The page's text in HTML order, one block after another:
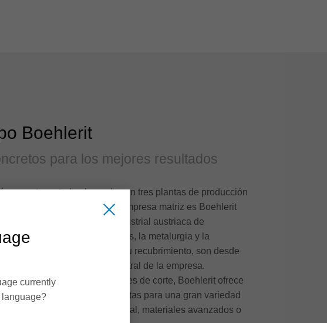
Boehlerit
para los mejores resultados
presente en todo el mundo con tres plantas de producción
puntos de venta. La empresa matriz es Boehlerit
KG, con sede en la región industrial austriaca de
pionera en metales duros, la metalurgia y la
de metales duros, así como su recubrimiento, son desde
90 años una competencia central de la empresa.
esta experiencia en materiales de corte, Boehlerit ofrece
de sistemas de herramientas para una gran variedad
estándar y especial de metal, materiales avanzados o
currently